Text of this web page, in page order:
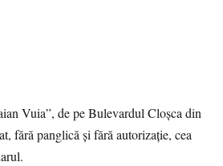
Vuia”, de pe Bulevardul Cloșca din
fără panglică și fără autorizație, cea